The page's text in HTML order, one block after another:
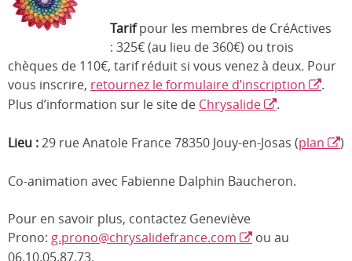
Tarifpour les membres de CréActives
: 325€ (au lieu de 360€) ou trois
chèques de 110€, tarif réduit si vous venez à deux. Pour
vous inscrire, retournez le formulaire d’inscription
.
Plus d’information sur le site de Chrysalide .
Lieu :29 rue Anatole France 78350 Jouy-en-Josas (plan )
Co-animation avec Fabienne Dalphin Baucheron.
Pour en savoir plus, contactez Geneviève
Prono: g.prono@chrysalidefrance.com
ou au
06.10.05.87.73.